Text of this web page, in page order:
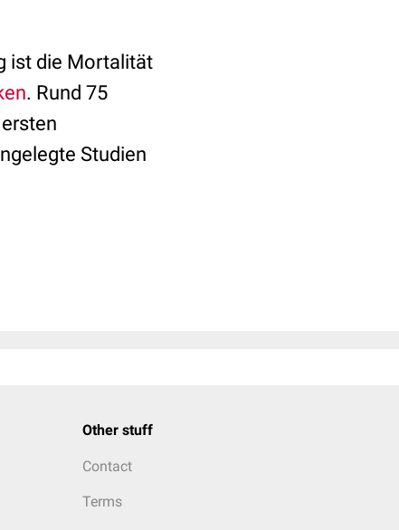
ist die Mortalität
. Rund 75
Studien
Other stuff
Contact
Terms